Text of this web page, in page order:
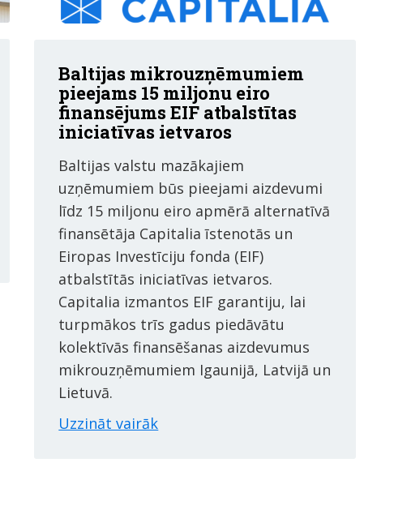
Baltijas mikrouzņēmumiem
pieejams 15 miljonu eiro
finansējums EIF atbalstītas
iniciatīvas ietvaros
Baltijas valstu mazākajiem
uzņēmumiem būs pieejami aizdevumi
līdz 15 miljonu eiro apmērā alternatīvā
finansētāja Capitalia īstenotās un
Eiropas Investīciju fonda (EIF)
atbalstītās iniciatīvas ietvaros.
Capitalia izmantos EIF garantiju, lai
turpmākos trīs gadus piedāvātu
kolektīvās finansēšanas aizdevumus
mikrouzņēmumiem Igaunijā, Latvijā un
Lietuvā.
Uzzināt vairāk